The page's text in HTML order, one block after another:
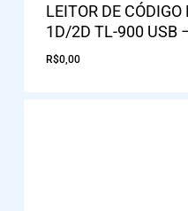
LEITOR DE
1D/2D TL-900 USB
R$0,00